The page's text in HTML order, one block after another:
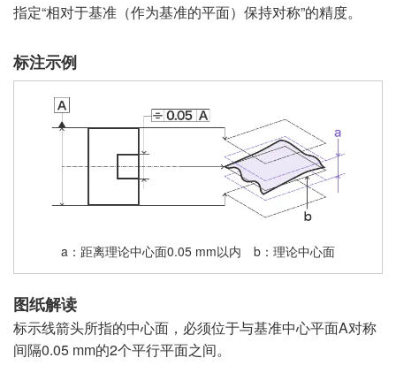
指定“相对于基准（作为基准的平面）保持对称”的精度。
标注示例
a 距离理论中心面0.05 mm以内 b 理论中心面
图纸解读
标示线箭头所指的中心面，必须位于与基准中心平面A对称
间隔0.05 mm的2个平行平面之间。